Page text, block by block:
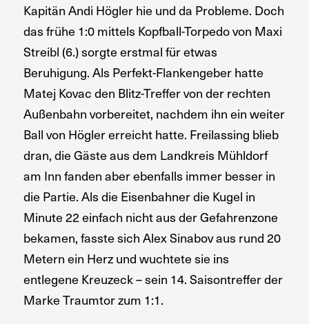
Kapitän Andi Högler hie und da Probleme. Doch
das frühe 1:0 mittels Kopfball-Torpedo von Maxi
Streibl (6.) sorgte erstmal für etwas
Beruhigung. Als Perfekt-Flankengeber hatte
Matej Kovac den Blitz-Treffer von der rechten
Außenbahn vorbereitet, nachdem ihn ein weiter
Ball von Högler erreicht hatte. Freilassing blieb
dran, die Gäste aus dem Landkreis Mühldorf
am Inn fanden aber ebenfalls immer besser in
die Partie. Als die Eisenbahner die Kugel in
Minute 22 einfach nicht aus der Gefahrenzone
bekamen, fasste sich Alex Sinabov aus rund 20
Metern ein Herz und wuchtete sie ins
entlegene Kreuzeck – sein 14. Saisontreffer der
Marke Traumtor zum 1:1.